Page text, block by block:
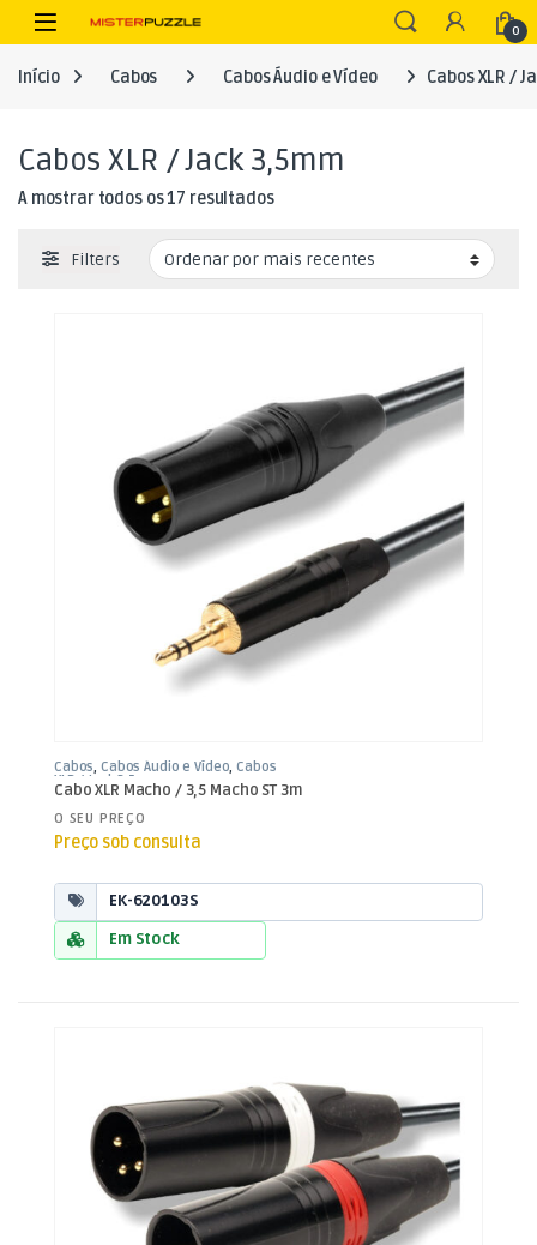
Skip to navigation
Skip to content
Open 0
Início Cabos Cabos Áudio e Vídeo Cabos XLR /
Cabos XLR / Jack 3,5mm
A mostrar todos os 17 resultadosOrdenado por mais recentes
Filters
Cabos,Cabos Áudio e Vídeo,Cabos
XLR / Jack 3,5mm
Cabo XLR Macho / 3,5 Macho ST 3m
O SEU PREÇO
Preço sob consulta
EK-620103S
Em Stock